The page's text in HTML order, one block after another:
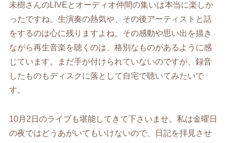
未樹さんのLIVEとオーディオ仲間の集いは本当に楽しか
ったですね。生演奏の熱気や、その後アーティストと話
をするのは心に残りますよね。その感動や思い出を描き
ながら再生音楽を聴くのは、格別なものがあるように感
じています。まだ手が付けられていないのですが、録音
したものもディスクに落として自宅で聴いてみたいで
す。
10月2日のライブも堪能してきて下さいませ。私は金曜日
の夜ではどうあがいてもいけないので、日記を拝見させ